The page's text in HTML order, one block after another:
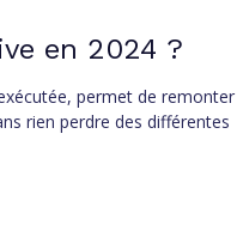
en 2024 ?
permet de remonter
rien perdre des différentes